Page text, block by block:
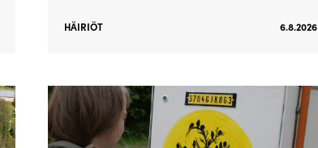
HÄIRIÖT 6.8.2026